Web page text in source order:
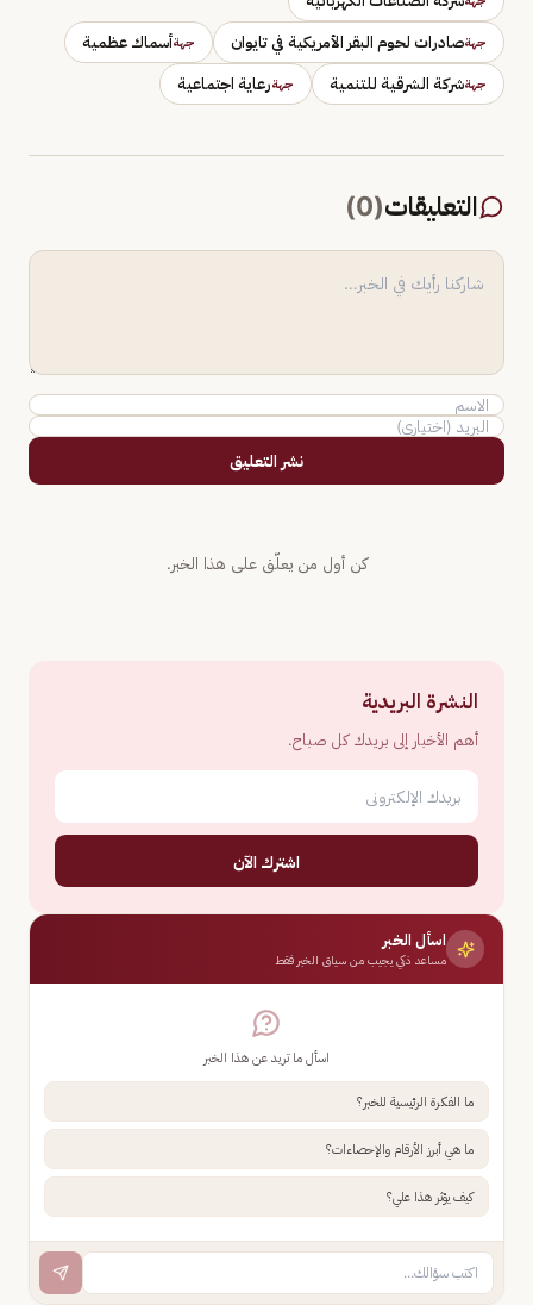
جهةصادرات لحوم البقر الأمريكية في تايوان جهةأسماك عظمية
جهةشركة الشرقية للتنمية جهةرعاية اجتماعية
التعليقات(
0
)
نشر التعليق
كن أول من يعلّق على هذا الخبر.
النشرة البريدية
أهم الأخبار إلى بريدك كل صباح.
اشترك الآن
اسأل الخبر
مساعد ذكي يجيب من سياق الخبر فقط
اسأل ما تريد عن هذا الخبر
ما الفكرة الرئيسية للخبر؟
ما هي أبرز الأرقام والإحصاءات؟
كيف يؤثر هذا علي؟